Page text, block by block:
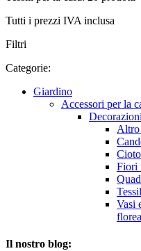
Tutti i prezzi IVA inclusa
Filtri
Categorie:
Giardino
Accessori per la
Decorazioni
Fiori
Vasi
Il nostro blog: